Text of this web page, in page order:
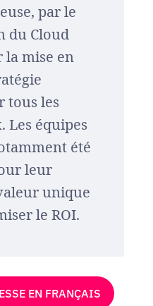
par le
du Cloud
la mise en
tous les
Les équipes
été
leur
unique
le ROI.
EN FRANÇAIS